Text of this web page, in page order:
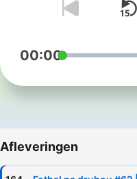
00:00
Afleveringen